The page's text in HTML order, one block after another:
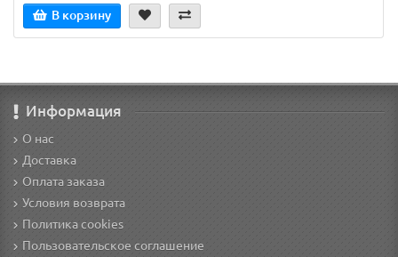
В корзину
Информация
О нас
Доставка
Оплата заказа
Условия возврата
Политика cookies
Пользовательское соглашение